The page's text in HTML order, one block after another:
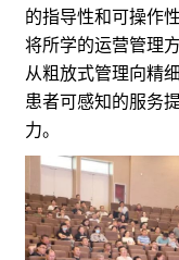
的指导性和可操作
将所学的运营管理
从粗放式管理向精
患者可感知的服务
力。